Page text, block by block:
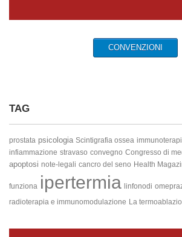
CONVENZIONI
TAG
prostata psicologia Scintigrafia ossea
infiammazione stravaso convegno Congresso di
apoptosi note-legali cancro del seno Health
funziona ipertermia linfonodi
radioterapia e immunomodulazione La